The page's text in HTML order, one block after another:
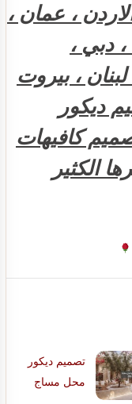
، عمان ،
دبي ،
لبنان ، بيروت
ديكور
كافيهات
الكثير
تصميم ديكور
محل مساج